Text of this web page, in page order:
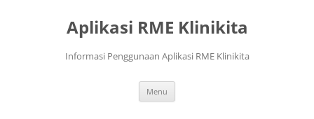
Aplikasi RME Klinikita
Informasi Penggunaan Aplikasi RME Klinikita
Menu